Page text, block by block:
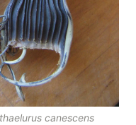
canescens